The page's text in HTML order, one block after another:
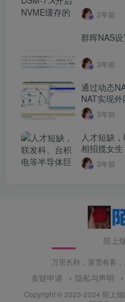
2年前
群晖NAS
3年前
通过动态
NAT实现
3年前
人才短缺
相招揽女生
3年前
陌上
万里长秋，落雪有客
友链申请 隐私与声明
Copyright © 2023-2024 陌上